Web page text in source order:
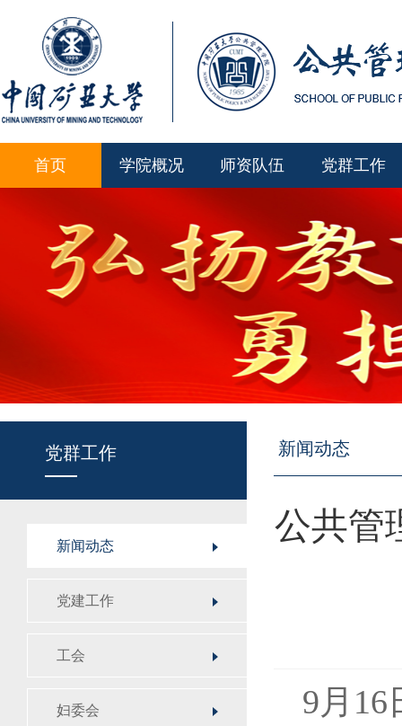
首页 学院概况 师资队伍 党群工作
党群工作
新闻动态
党建工作
工会
妇委会
新闻动态
公共管
9月